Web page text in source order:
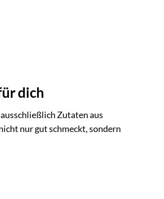
dich
Zutaten aus
nur gut schmeckt, sondern